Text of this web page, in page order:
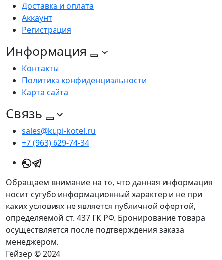
Доставка и оплата
Аккаунт
Регистрация
Информация
Контакты
Политика конфиденциальности
Карта сайта
Связь
sales@kupi-kotel.ru
+7 (963) 629-74-34
Обращаем внимание на то, что данная информация
носит сугубо информационный характер и не при
каких условиях не является публичной офертой,
определяемой ст. 437 ГК РФ. Бронирование товара
осуществляется после подтверждения заказа
менеджером.
Гейзер © 2024